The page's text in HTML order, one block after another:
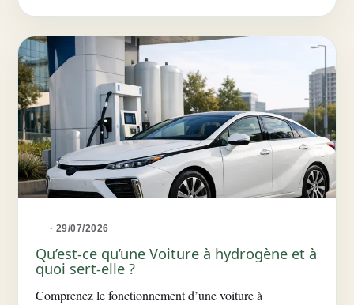
· 29/07/2026
Qu’est-ce qu’une Voiture à hydrogène et à
quoi sert-elle ?
Comprenez le fonctionnement d’une voiture à